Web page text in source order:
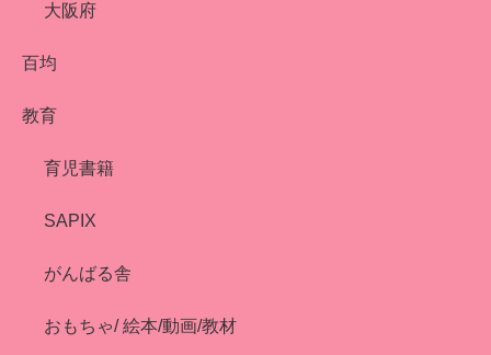
大阪府
百均
教育
育児書籍
SAPIX
がんばる舎
おもちゃ/ 絵本/動画/教材